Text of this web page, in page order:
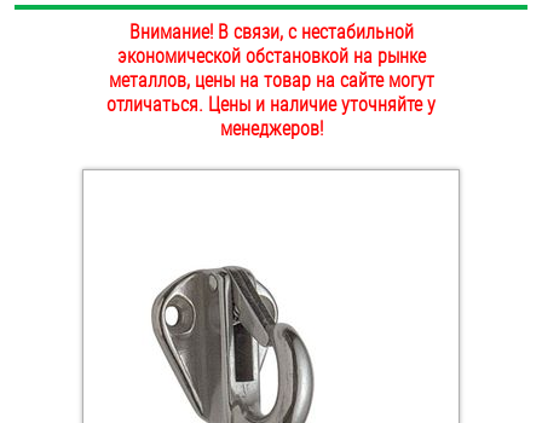
ОПЛАТА И ДОСТАВКА
НАШИ МАГАЗИНЫ
Дюбели
Заклепки (Гайки-Заклепки)
Внимание! В связи, с нестабильной
экономической обстановкой на рынке
металлов, цены на товар на сайте могут
отличаться. Цены и наличие уточняйте у
менеджеров!